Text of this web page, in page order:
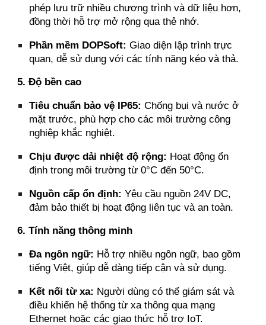
phép lưu trữ nhiều chương trình và dữ liệu hơn,
đồng thời hỗ trợ mở rộng qua thẻ nhớ.
Phần mềm DOPSoft: Giao diện lập trình trực
quan, dễ sử dụng với các tính năng kéo và thả.
5. Độ bền cao
Tiêu chuẩn bảo vệ IP65: Chống bụi và nước ở
mặt trước, phù hợp cho các môi trường công
nghiệp khắc nghiệt.
Chịu được dải nhiệt độ rộng: Hoạt động ổn
định trong môi trường từ 0°C đến 50°C.
Nguồn cấp ổn định: Yêu cầu nguồn 24V DC,
đảm bảo thiết bị hoạt động liên tục và an toàn.
6. Tính năng thông minh
Đa ngôn ngữ: Hỗ trợ nhiều ngôn ngữ, bao gồm
tiếng Việt, giúp dễ dàng tiếp cận và sử dụng.
Kết nối từ xa: Người dùng có thể giám sát và
điều khiển hệ thống từ xa thông qua mạng
Ethernet hoặc các giao thức hỗ trợ IoT.